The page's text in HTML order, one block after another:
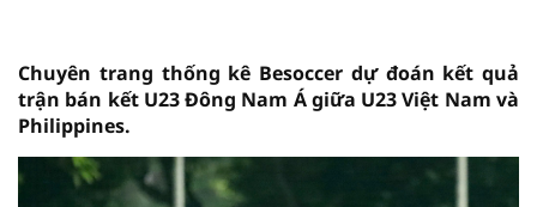
Chuyên trang thống kê Besoccer dự đoán kết quả
trận bán kết U23 Đông Nam Á giữa U23 Việt Nam và
Philippines.